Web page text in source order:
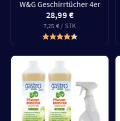
W&G Geschirrtücher 4er
28,99 €
7,25 € / STK